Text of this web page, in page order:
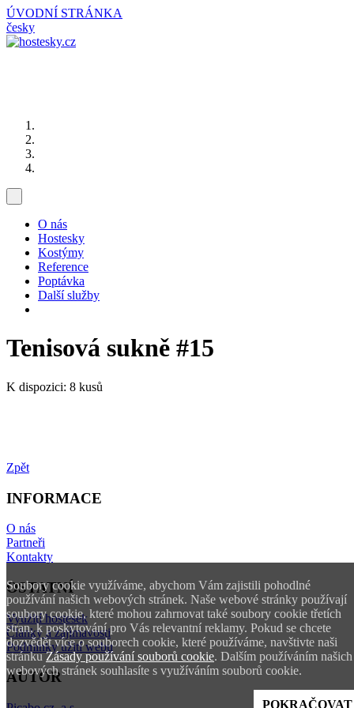
Soubory cookie využíváme, abychom Vám zajistili pohodlné
používání našich webových stránek. Naše webové stránky používají
soubory cookie, které mohou zahrnovat také soubory cookie třetích
stran, k poskytování pro Vás relevantní reklamy. Pokud se chcete
dozvědět více o souborech cookie, které používáme, navštivte naši
stránkuZásady používání souborů cookie. Dalším používáním našich
webových stránek souhlasíte s využíváním souborů cookie.
POKRAČOVAT
ÚVODNÍ STRÁNKA
česky
O nás
Hostesky
Kostýmy
Reference
Poptávka
Další služby
Tenisová sukně #15
K dispozici: 8 kusů
Zpět
INFORMACE
O nás
Partneři
Kontakty
OSTATNÍ
Využití hostesek
Články a zajímavosti
Podmínky užití webu
AUTOR